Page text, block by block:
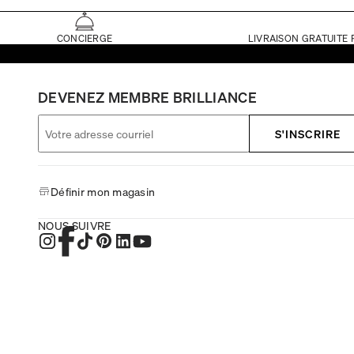
CONCIERGE LIVRAISON GRATUITE
DEVENEZ MEMBRE BRILLIANCE
S'INSCRIRE
Définir mon magasin
NOUS SUIVRE